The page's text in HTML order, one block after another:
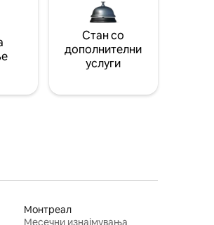
Стан со
дополнителни
услуги
Монтреал
Месечни изнајмувања